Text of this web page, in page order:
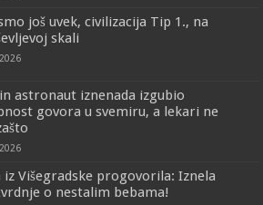
još uvek, civilizacija Tip 1., na
skali
astronaut iznenada izgubio
govora u svemiru, a lekari ne
iz Višegradske progovorila: Iznela
o nestalim bebama!